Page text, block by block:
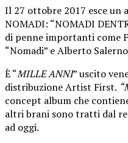
Il 27 ottobre 2017 esce un
NOMADI: “NOMADI
di penne importanti come
“Nomadi” e Alberto
È “MILLE ANNI” uscito
distribuzione Artist First.
concept album che
altri brani sono tratti dal
ad oggi.